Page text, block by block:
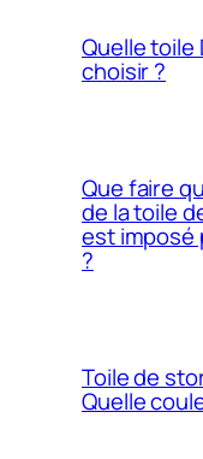
Quelle toile
choisir ?
Que faire
de la toile
est imposé
?
Toile de
Quelle